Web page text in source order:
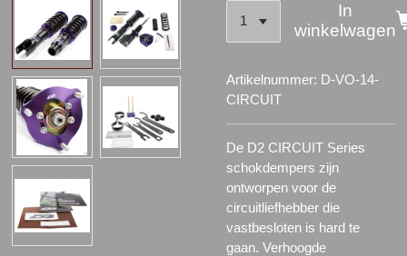
In
winkelwagen
Artikelnummer: D-VO-14-
CIRCUIT
De D2 CIRCUIT Series
schokdempers zijn
ontworpen voor de
circuitliefhebber die
vastbesloten is hard te
gaan. Verhoogde